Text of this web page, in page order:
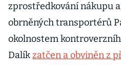
zprostředkování nákupu
obrněných transportérů
okolnostem
Dalíkzatčen a obviněn z